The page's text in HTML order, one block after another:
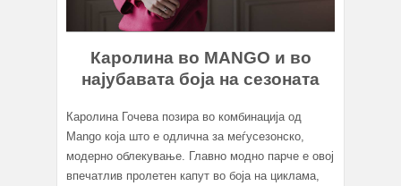
Каролина во MANGO и во
најубавата боја на сезоната
Каролина Гочева позира во комбинација од
Mango која што е одлична за меѓусезонско,
модерно облекување. Главно модно парче е овој
впечатлив пролетен капут во боја на циклама,